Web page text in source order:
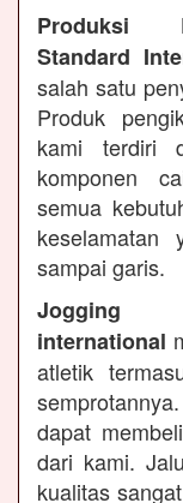
Produksi
Standard
salah satu
Produk
kami terdiri
komponen
semua
sampai garis.
international
atletik
dapat
dari kami.
kualitas